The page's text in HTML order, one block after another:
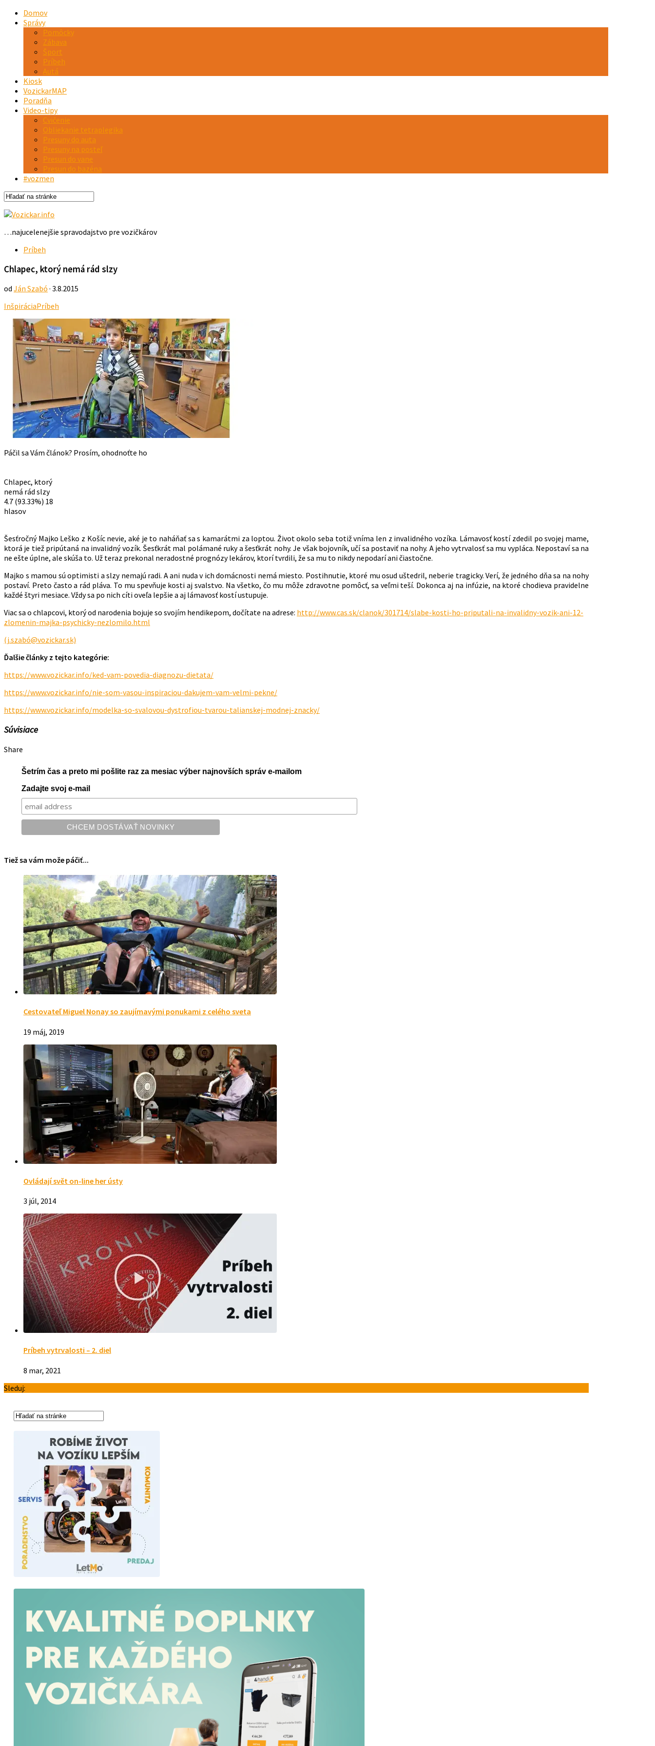
Domov
Správy
Pomôcky
Zábava
Šport
Príbeh
Autá
Kiosk
VozickarMAP
Poradňa
Video-tipy
Cvičenie
Obliekanie tetraplegika
Presuny do auta
Presuny na posteľ
Presun do vane
Presun do bazéna
#vozmen
…najucelenejšie spravodajstvo pre vozičkárov
Príbeh
Chlapec, ktorý nemá rád slzy
od Ján Szabó · 3.8.2015
InšpiráciaPríbeh
Páčil sa Vám článok? Prosím, ohodnoťte ho
Chlapec, ktorý
nemá rád slzy
4.7 (93.33%) 18
hlasov
Šesťročný Majko Leško z Košíc nevie, aké je to naháňať sa s kamarátmi za loptou. Život okolo seba totiž vníma len z invalidného vozíka. Lámavosť kostí zdedil po svojej mame,
ktorá je tiež pripútaná na invalidný vozík. Šesťkrát mal polámané ruky a šesťkrát nohy. Je však bojovník, učí sa postaviť na nohy. A jeho vytrvalosť sa mu vypláca. Nepostaví sa na
ne ešte úplne, ale skúša to. Už teraz prekonal neradostné prognózy lekárov, ktorí tvrdili, že sa mu to nikdy nepodarí ani čiastočne.
Majko s mamou sú optimisti a slzy nemajú radi. A ani nuda v ich domácnosti nemá miesto. Postihnutie, ktoré mu osud uštedril, neberie tragicky. Verí, že jedného dňa sa na nohy
postaví. Preto často a rád pláva. To mu spevňuje kosti aj svalstvo. Na všetko, čo mu môže zdravotne pomôcť, sa veľmi teší. Dokonca aj na infúzie, na ktoré chodieva pravidelne
každé štyri mesiace. Vždy sa po nich cíti oveľa lepšie a aj lámavosť kostí ustupuje.
Viac sa o chlapcovi, ktorý od narodenia bojuje so svojím hendikepom, dočítate na adrese: http://www.cas.sk/clanok/301714/slabe-kosti-ho-priputali-na-invalidny-vozik-ani-12-
zlomenin-majka-psychicky-nezlomilo.html
(j.szabó@vozickar.sk)
Ďalšie články z tejto kategórie:
https://www.vozickar.info/ked-vam-povedia-diagnozu-dietata/
https://www.vozickar.info/nie-som-vasou-inspiraciou-dakujem-vam-velmi-pekne/
https://www.vozickar.info/modelka-so-svalovou-dystrofiou-tvarou-talianskej-modnej-znacky/
Súvisiace
Share
Šetrím čas a preto mi pošlite raz za mesiac výber najnovších správ e-mailom
Zadajte svoj e-mail
Tiež sa vám može páčiť...
Cestovateľ Miguel Nonay so zaujímavými ponukami z celého sveta
19 máj, 2019
Ovládají svět on-line her ústy
3 júl, 2014
Príbeh vytrvalosti – 2. diel
8 mar, 2021
Sleduj: